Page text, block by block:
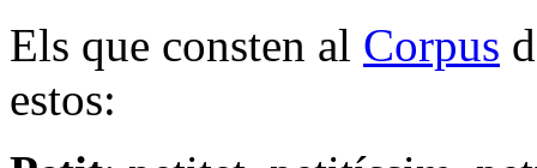
Els que consten al Corpus
estos: